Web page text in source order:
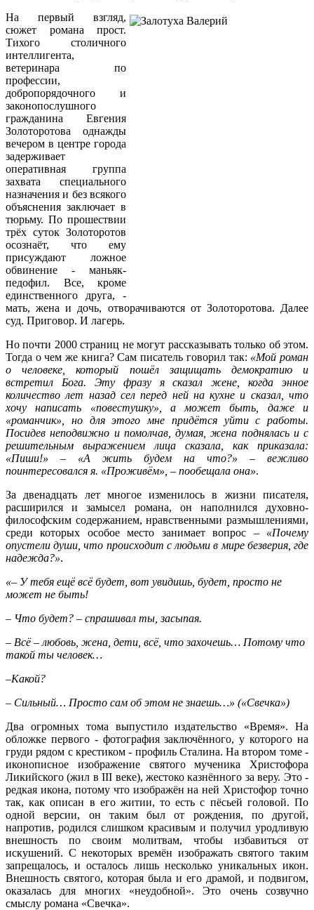
На первый взгляд,
сюжет романа прост.
Тихого столичного
интеллигента,
ветеринара по
профессии,
добропорядочного и
законопослушного
гражданина Евгения
Золоторотова однажды
вечером в центре города
задерживает
оперативная группа
захвата специального
назначения и без всякого
объяснения заключает в
тюрьму. По прошествии
трёх суток Золоторотов
осознаёт, что ему
присуждают ложное
обвинение - маньяк-
педофил. Все, кроме
единственного друга, -
мать, жена и дочь, отворачиваются от Золоторотова. Далее
суд. Приговор. И лагерь.
Но почти 2000 страниц не могут рассказывать только об этом.
Тогда о чем же книга? Сам писатель говорил так: «Мой роман
о человеке, который пошёл защищать демократию и
встретил Бога. Эту фразу я сказал жене, когда энное
количество лет назад сел перед ней на кухне и сказал, что
хочу написать «повестушку», а может быть, даже и
«романчик», но для этого мне придётся уйти с работы.
Посидев неподвижно и помолчав, думая, жена поднялась и с
решительным выражением лица сказала, как приказала:
«Пиши!» – «А жить будем на что?» – вежливо
поинтересовался я. «Проживём», – пообещала она».
За двенадцать лет многое изменилось в жизни писателя,
расширился и замысел романа, он наполнился духовно-
философским содержанием, нравственными размышлениями,
среди которых особое место занимает вопрос – «Почему
опустели души, что происходит с людьми в мире безверия, где
надежда?».
«– У тебя ещё всё будет, вот увидишь, будет, просто не
может не быть!
– Что будет? – спрашивал ты, засыпая.
– Всё – любовь, жена, дети, всё, что захочешь… Потому что
такой ты человек…
–Какой?
– Сильный… Просто сам об этом не знаешь…» («Свечка»)
Два огромных тома выпустило издательство «Время». На
обложке первого - фотография заключённого, у которого на
груди рядом с крестиком - профиль Сталина. На втором томе -
иконописное изображение святого мученика Христофора
Ликийского (жил в III веке), жестоко казнённого за веру. Это -
редкая икона, потому что изображён на ней Христофор точно
так, как описан в его житии, то есть с пёсьей головой. По
одной версии, он таким был от рождения, по другой,
напротив, родился слишком красивым и получил уродливую
внешность по своим молитвам, чтобы избавиться от
искушений. С некоторых времён изображать святого таким
запрещалось, и осталось лишь несколько уникальных икон.
Внешность святого, которая была и его драмой, и подвигом,
оказалась для многих «неудобной». Это очень созвучно
смыслу романа «Свечка».